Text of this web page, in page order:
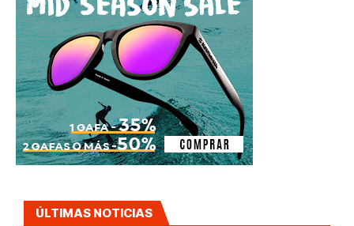
ÚLTIMAS NOTICIAS